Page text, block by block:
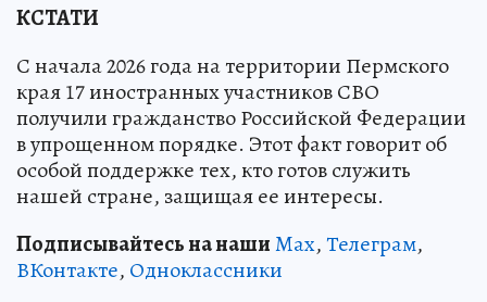
КСТАТИ
С начала 2026 года на территории Пермского
края 17 иностранных участников СВО
получили гражданство Российской Федерации
в упрощенном порядке. Этот факт говорит об
особой поддержке тех, кто готов служить
нашей стране, защищая ее интересы.
Подписывайтесь на нашиMax,Телеграм,
ВКонтакте, Одноклассники